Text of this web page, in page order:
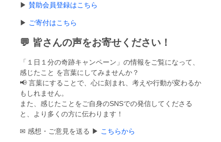
▶ 賛助会員登録はこちら
▶ ご寄付はこちら
💬 皆さんの声をお寄せください！
「１日１分の奇跡キャンペーン」の情報をご覧になって、
感じたこと を言葉にしてみませんか？
📢 言葉にすることで、心に刻まれ、考えや行動が変わるか
もしれません。
また、感じたことをご自身のSNSでの発信してくださる
と、より多くの方に伝わります！
✉ 感想・ご意見を送る ▶ こちらから